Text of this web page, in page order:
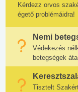
Kérdezz orvos
égető problémáidra!
Nemi
Védekezés
betegségek
Tisztelt